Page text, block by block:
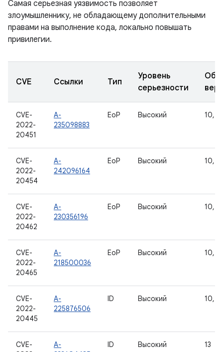
Самая серьезная уязвимость позволяет
злоумышленнику, не обладающему дополнительными
правами на выполнение кода, локально повышать
привилегии.
CVE Ссылки Тип
Уровень
серьезности
CVE-
2022-
20451
A-
235098883
EoP Высокий 10,
CVE-
2022-
20454
A-
242096164
EoP Высокий 10,
CVE-
2022-
20462
A-
230356196
EoP Высокий 10,
CVE-
2022-
20465
A-
218500036
EoP Высокий 10,
CVE-
2022-
20445
A-
225876506
ID Высокий 10,
CVE-
A-
ID Высокий 13